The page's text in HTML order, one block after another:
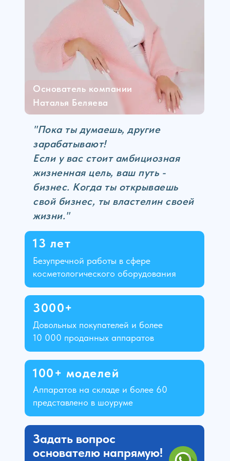
13 лет
100+ моделей
3000+
Безупречной работы в сфере
косметологического оборудования
Аппаратов на складе и более 60
представлено в шоуруме
Довольных покупателей и более
10 000 проданных аппаратов
Задать вопрос
основателю напрямую!
"Пока ты думаешь, другие
зарабатывают!
Если у вас стоит амбициозная
жизненная цель, ваш путь -
бизнес. Когда ты открываешь
свой бизнес, ты властелин своей
жизни."
Основатель компании
Наталья Беляева